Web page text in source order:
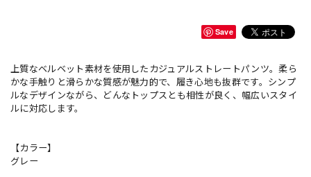
Save
上質なベルベット素材を使用したカジュアルストレートパンツ。柔ら
かな手触りと滑らかな質感が魅力的で、履き心地も抜群です。シンプ
ルなデザインながら、どんなトップスとも相性が良く、幅広いスタイ
ルに対応します。
【カラー】
グレー